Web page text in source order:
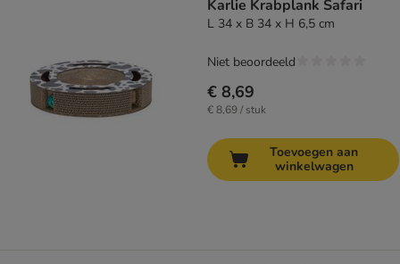
Karlie Krabplank Safari
L 34 x B 34 x H 6,5 cm
€ 8,69
€ 8,69 / stuk
Niet beoordeeld
Toevoegen aan
winkelwagen